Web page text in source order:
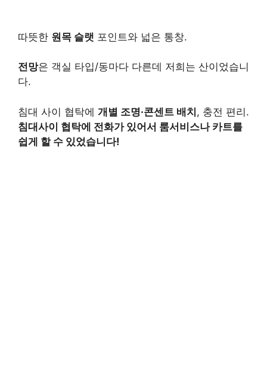
따뜻한 원목 슬랫 포인트와 넓은 통창.
전망은 객실 타입/동마다 다른데 저희는 산이었습니
다.
침대 사이 협탁에 개별 조명·콘센트 배치, 충전 편리.
침대사이 협탁에 전화가 있어서 룸서비스나 카트를
쉽게 할 수 있었습니다!